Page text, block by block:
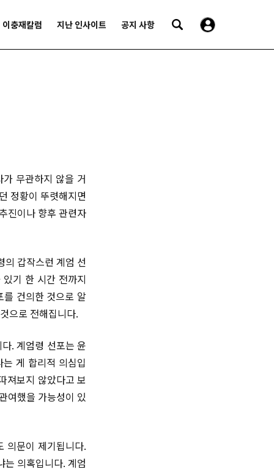
이충재칼럼 지난 인사이트 공지 사항
무관하지 않을 거
정황이 뚜렷해지면
진이나 향후 관련자
갑작스런 계엄 선
기 한 시간 전까지
를 건의한 것으로 알
으로 전해집니다.
. 계엄령 선포는 윤
게 합리적 의심입
져보지 않았다고 보
여했을 가능성이 있
의문이 제기됩니다.
의혹입니다. 계엄